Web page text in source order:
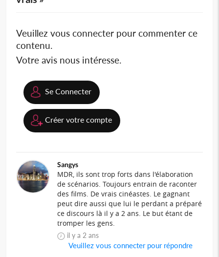
Veuillez vous connecter pour commenter ce
contenu.
Votre avis nous intéresse.
Se Connecter
Créer votre compte
Sangys
MDR, ils sont trop forts dans l'élaboration
de scénarios. Toujours entrain de raconter
des films. De vrais cinéastes. Le gagnant
peut dire aussi que lui le perdant a préparé
ce discours là il y a 2 ans. Le but étant de
tromper les gens.
il y a 2 ans
Veuillez vous connecter pour répondre